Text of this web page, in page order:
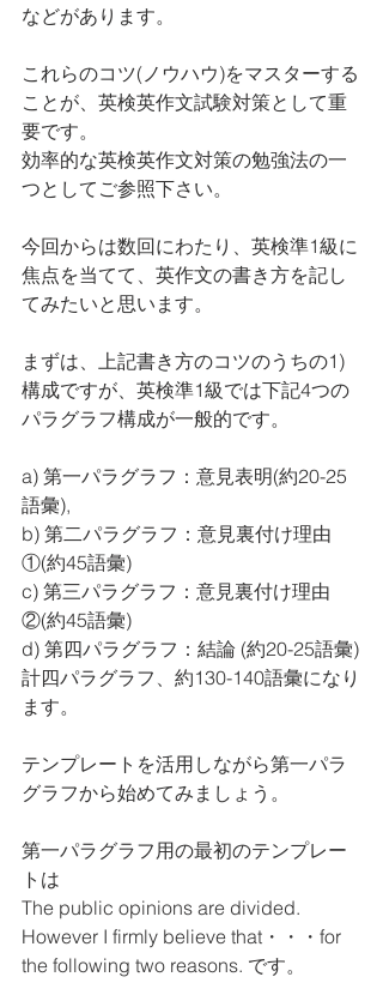
などがあります。
これらのコツ(ノウハウ)をマスターする
ことが、英検英作文試験対策として重
要です。
効率的な英検英作文対策の勉強法の一
つとしてご参照下さい。
今回からは数回にわたり、英検準1級に
焦点を当てて、英作文の書き方を記し
てみたいと思います。
まずは、上記書き方のコツのうちの1)
構成ですが、英検準1級では下記4つの
パラグラフ構成が一般的です。
a) 第一パラグラフ：意見表明(約20-25
語彙),
b) 第二パラグラフ：意見裏付け理由
①(約45語彙)
c) 第三パラグラフ：意見裏付け理由
②(約45語彙)
d) 第四パラグラフ：結論 (約20-25語彙)
計四パラグラフ、約130-140語彙になり
ます。
テンプレートを活用しながら第一パラ
グラフから始めてみましょう。
第一パラグラフ用の最初のテンプレー
トは
The public opinions are divided.
However I firmly believe that・・・for
the following two reasons. です。